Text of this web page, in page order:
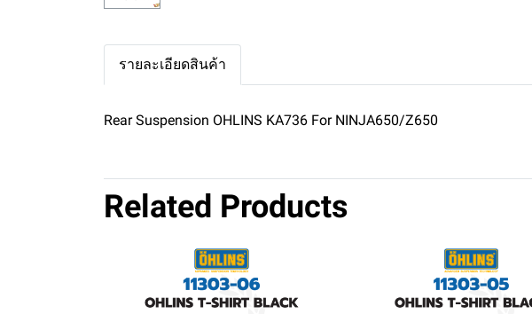
รายละเอียดสินค้า
Rear Suspension OHLINS KA736 For NINJA650/Z650
Related Products